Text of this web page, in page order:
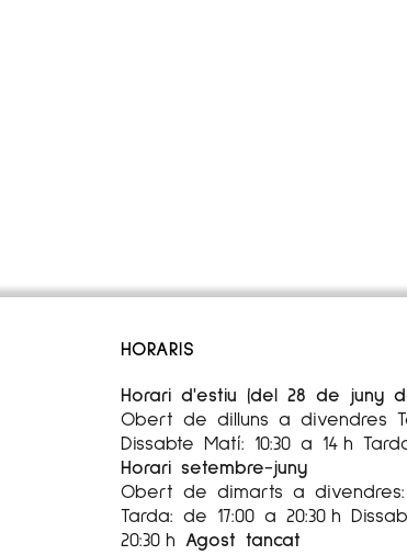
HORARIS
Horari d'estiu (del 28 de juny
Obert de dilluns a divendres
Dissabte Matí: 10:30 a 14 h
Horari setembre-juny
Obert de dimarts a divendres:
Tarda: de 17:00 a 20:30 h
20:30 h Agost tancat